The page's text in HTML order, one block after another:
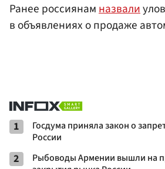
Ранее россиянамназвали
в объявлениях о продаже
1
Госдума приняла закон о
России
2
Рыбоводы Армении вышли на